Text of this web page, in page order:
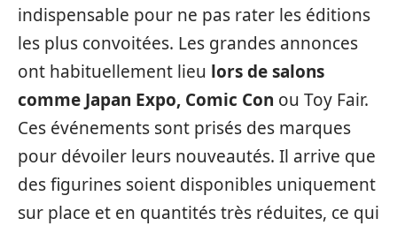
indispensable pour ne pas rater les éditions
les plus convoitées. Les grandes annonces
ont habituellement lieu lors de salons
comme Japan Expo, Comic Con ou Toy Fair.
Ces événements sont prisés des marques
pour dévoiler leurs nouveautés. Il arrive que
des figurines soient disponibles uniquement
sur place et en quantités très réduites, ce qui